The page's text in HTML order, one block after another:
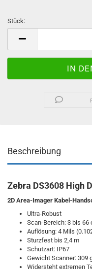
Stück:
Beschreibung
Zebra DS3608 High
2D Area-Imager Kabel-
Ultra-Robust
Scan-Bereich: 3 bis 66
Auflösung: 4 Mils
Sturzfest bis 2,4 m
Schutzart: IP67
Gewicht Scanner: 309
Widersteht extremen